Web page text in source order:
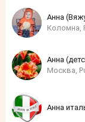
Анна
Коломна,
Анна
Москва,
Анна